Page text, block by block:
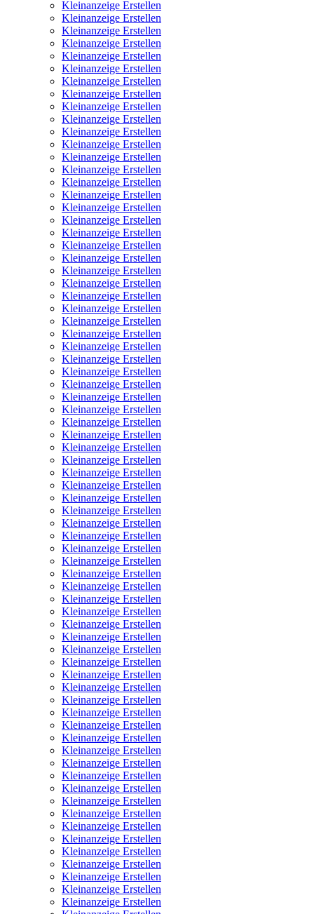
Kleinanzeige Erstellen
Kleinanzeige Erstellen
Kleinanzeige Erstellen
Kleinanzeige Erstellen
Kleinanzeige Erstellen
Kleinanzeige Erstellen
Kleinanzeige Erstellen
Kleinanzeige Erstellen
Kleinanzeige Erstellen
Kleinanzeige Erstellen
Kleinanzeige Erstellen
Kleinanzeige Erstellen
Kleinanzeige Erstellen
Kleinanzeige Erstellen
Kleinanzeige Erstellen
Kleinanzeige Erstellen
Kleinanzeige Erstellen
Kleinanzeige Erstellen
Kleinanzeige Erstellen
Kleinanzeige Erstellen
Kleinanzeige Erstellen
Kleinanzeige Erstellen
Kleinanzeige Erstellen
Kleinanzeige Erstellen
Kleinanzeige Erstellen
Kleinanzeige Erstellen
Kleinanzeige Erstellen
Kleinanzeige Erstellen
Kleinanzeige Erstellen
Kleinanzeige Erstellen
Kleinanzeige Erstellen
Kleinanzeige Erstellen
Kleinanzeige Erstellen
Kleinanzeige Erstellen
Kleinanzeige Erstellen
Kleinanzeige Erstellen
Kleinanzeige Erstellen
Kleinanzeige Erstellen
Kleinanzeige Erstellen
Kleinanzeige Erstellen
Kleinanzeige Erstellen
Kleinanzeige Erstellen
Kleinanzeige Erstellen
Kleinanzeige Erstellen
Kleinanzeige Erstellen
Kleinanzeige Erstellen
Kleinanzeige Erstellen
Kleinanzeige Erstellen
Kleinanzeige Erstellen
Kleinanzeige Erstellen
Kleinanzeige Erstellen
Kleinanzeige Erstellen
Kleinanzeige Erstellen
Kleinanzeige Erstellen
Kleinanzeige Erstellen
Kleinanzeige Erstellen
Kleinanzeige Erstellen
Kleinanzeige Erstellen
Kleinanzeige Erstellen
Kleinanzeige Erstellen
Kleinanzeige Erstellen
Kleinanzeige Erstellen
Kleinanzeige Erstellen
Kleinanzeige Erstellen
Kleinanzeige Erstellen
Kleinanzeige Erstellen
Kleinanzeige Erstellen
Kleinanzeige Erstellen
Kleinanzeige Erstellen
Kleinanzeige Erstellen
Kleinanzeige Erstellen
Kleinanzeige Erstellen